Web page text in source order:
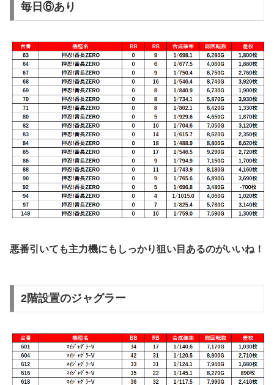
毎日⑥あり
悪番引いても主力機にもしっかり狙い目あるのがいいね！
2階設置のジャグラー